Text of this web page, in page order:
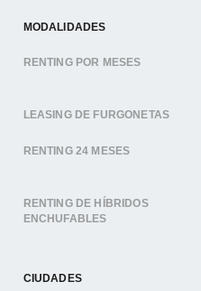
MODALIDADES
RENTING POR MESES
LEASING DE FURGONETAS
RENTING 24 MESES
RENTING DE HÍBRIDOS
ENCHUFABLES
CIUDADES